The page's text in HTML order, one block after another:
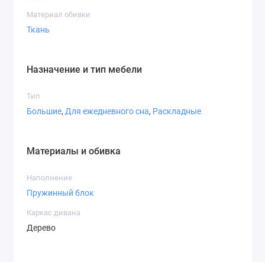
Материал обивки
Ткань
Назначение и тип мебели
Тип
Большие, Для ежедневного сна, Раскладные
Материалы и обивка
Наполнение
Пружинный блок
Каркас дивана
Дерево